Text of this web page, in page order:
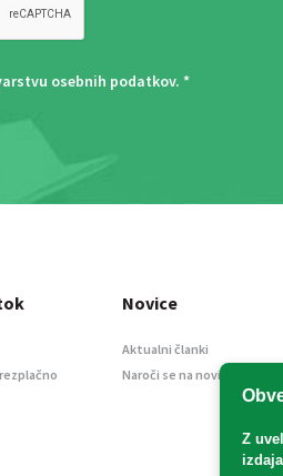
osebnih podatkov. *
Z
Novice
Aktualni članki
Naroči se na novice